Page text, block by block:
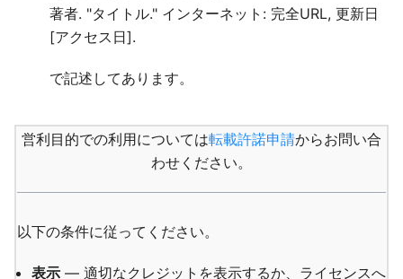
著者. "タイトル." インターネット: 完全URL, 更新日
[アクセス日].
で記述してあります。
営利目的での利用については転載許諾申請からお問い合
わせください。
以下の条件に従ってください。
表示 — 適切なクレジットを表示するか、ライセンスへ